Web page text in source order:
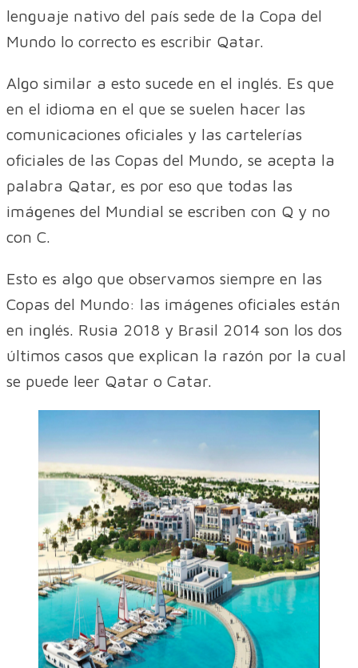
lenguaje nativo del país sede de la Copa del
Mundo lo correcto es escribir Qatar.
Algo similar a esto sucede en el inglés. Es que
en el idioma en el que se suelen hacer las
comunicaciones oficiales y las cartelerías
oficiales de las Copas del Mundo, se acepta la
palabra Qatar, es por eso que todas las
imágenes del Mundial se escriben con Q y no
con C.
Esto es algo que observamos siempre en las
Copas del Mundo: las imágenes oficiales están
en inglés. Rusia 2018 y Brasil 2014 son los dos
últimos casos que explican la razón por la cual
se puede leer Qatar o Catar.